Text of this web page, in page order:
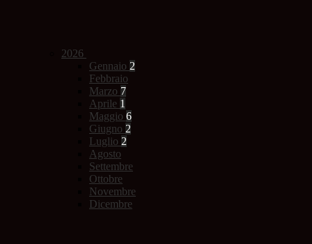
2026
Gennaio 2
Febbraio
Marzo 7
Aprile 1
Maggio 6
Giugno 2
Luglio 2
Agosto
Settembre
Ottobre
Novembre
Dicembre